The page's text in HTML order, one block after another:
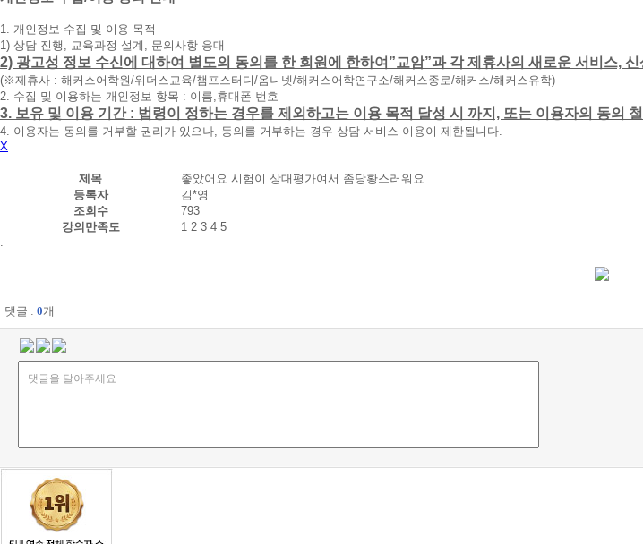
휴
대
폰
번
호
를
입
력
시
전
1. 개인정보 수집 및 이용 목적
1) 상담 진행, 교육과정 설계, 문의사항 응대
2) 광고성 정보 수신에 대하여 별도의 동의를 한 회원에 한하여”교암”과 각 제휴사의 새로운 서비스,
(※제휴사 : 해커스어학원/위더스교육/챔프스터디/옴니넷/해커스어학연구소/해커스종로/해커스/해커스유학)
2. 수집 및 이용하는 개인정보 항목 : 이름,휴대폰 번호
3. 보유 및 이용 기간 : 법령이 정하는 경우를 제외하고는 이용 목적 달성 시 까지, 또는 이용자의 동의
4. 이용자는 동의를 거부할 권리가 있으나, 동의를 거부하는 경우 상담 서비스 이용이 제한됩니다.
X
제목
좋았어요 시험이 상대평가여서 좀당황스러워요
등록자
김*영
조회수
793
강의만족도
1 2 3 4 5
댓글 : 0개